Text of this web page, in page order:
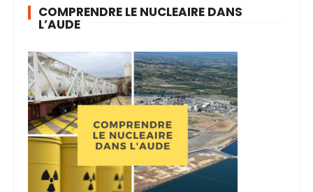
COMPRENDRE LE NUCLEAIRE DANS
L’AUDE